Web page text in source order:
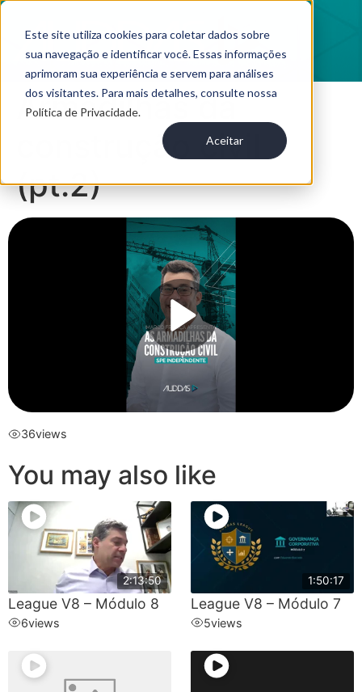
Este site utiliza cookies para coletar dados sobre
sua navegação e identificar você. Essas informações
aprimoram sua experiência e servem para análises
dos visitantes. Para mais detalhes, consulte nossa
Política de Privacidade.
Aceitar
Armadilhas da
construção civil
(pt.2)
36views
You may also like
2:13:50
League V8 – Módulo 8
6views
1:50:17
League V8 – Módulo 7
5views